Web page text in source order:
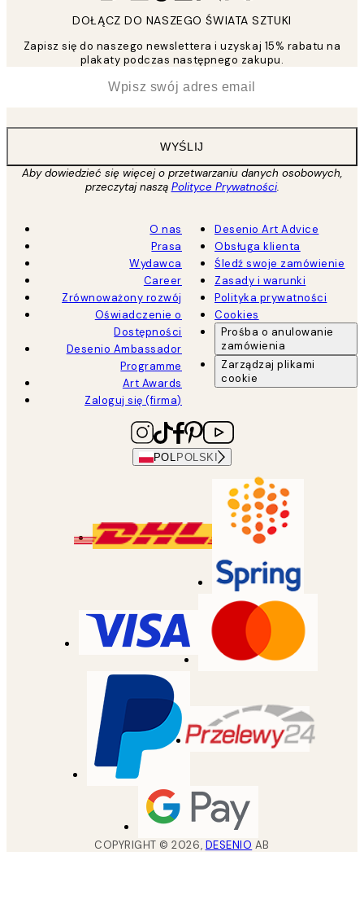
DOŁĄCZ DO NASZEGO ŚWIATA SZTUKI
Zapisz się do naszego newslettera i uzyskaj 15% rabatu na
plakaty podczas następnego zakupu.
WYŚLIJ
Aby dowiedzieć się więcej o przetwarzaniu danych osobowych,
przeczytaj naszą Polityce Prywatności.
O nas
Prasa
Wydawca
Career
Zrównoważony rozwój
Oświadczenie o
Dostępności
Desenio Ambassador
Programme
Art Awards
Zaloguj się (firma)
Desenio Art Advice
Obsługa klienta
Śledź swoje zamówienie
Zasady i warunki
Polityka prywatności
Cookies
Prośba o anulowanie
zamówienia
Zarządzaj plikami
cookie
POL POLSKI
COPYRIGHT ©2026, DESENIO AB